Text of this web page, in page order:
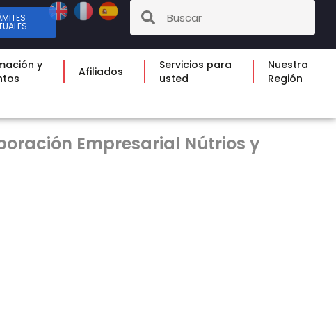
y
Afiliados
Servicios para
usted
Nuestra
Región
Empresarial Nútrios y